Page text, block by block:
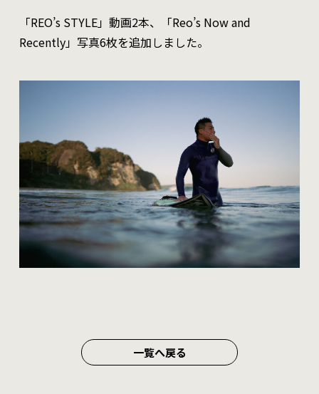
「REO’s STYLE」動画2本、「Reo’s Now and
Recently」写真6枚を追加しました。
一覧へ戻る